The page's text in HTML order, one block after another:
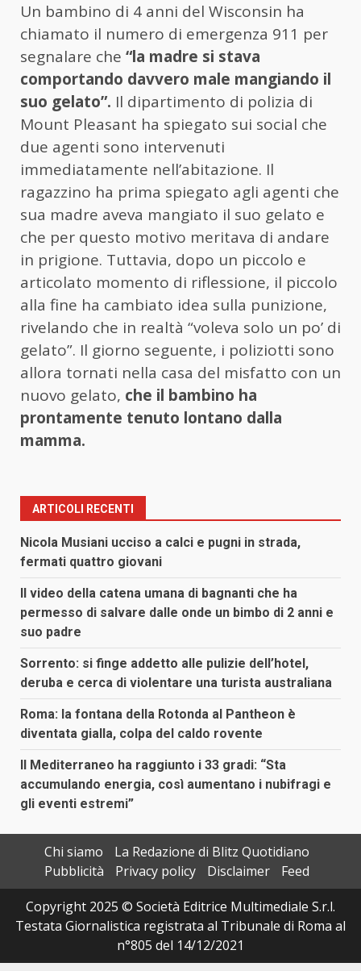
Un bambino di 4 anni del Wisconsin ha
chiamato il numero di emergenza 911 per
segnalare che “la madre si stava
comportando davvero male mangiando il
suo gelato”. Il dipartimento di polizia di
Mount Pleasant ha spiegato sui social che
due agenti sono intervenuti
immediatamente nell’abitazione. Il
ragazzino ha prima spiegato agli agenti che
sua madre aveva mangiato il suo gelato e
che per questo motivo meritava di andare
in prigione. Tuttavia, dopo un piccolo e
articolato momento di riflessione, il piccolo
alla fine ha cambiato idea sulla punizione,
rivelando che in realtà “voleva solo un po’ di
gelato”. Il giorno seguente, i poliziotti sono
allora tornati nella casa del misfatto con un
nuovo gelato, che il bambino ha
prontamente tenuto lontano dalla
mamma.
ARTICOLI RECENTI
Nicola Musiani ucciso a calci e pugni in strada,
fermati quattro giovani
Il video della catena umana di bagnanti che ha
permesso di salvare dalle onde un bimbo di 2 anni e
suo padre
Sorrento: si finge addetto alle pulizie dell’hotel,
deruba e cerca di violentare una turista australiana
Roma: la fontana della Rotonda al Pantheon è
diventata gialla, colpa del caldo rovente
Il Mediterraneo ha raggiunto i 33 gradi: “Sta
accumulando energia, così aumentano i nubifragi e
gli eventi estremi”
Chi siamo
La Redazione di Blitz Quotidiano
Pubblicità
Privacy policy Disclaimer
Feed
Copyright 2025 © Società Editrice Multimediale S.r.l.
Testata Giornalistica registrata al Tribunale di Roma al
n°805 del 14/12/2021